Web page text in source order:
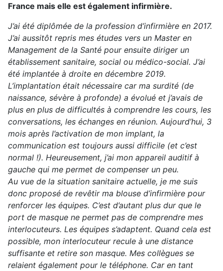
France mais elle est également infirmière.
J’ai été diplômée de la profession d’infirmière en 2017.
J’ai aussitôt repris mes études vers un Master en
Management de la Santé pour ensuite diriger un
établissement sanitaire, social ou médico-social. J’ai
été implantée à droite en décembre 2019.
L’implantation était nécessaire car ma surdité (de
naissance, sévère à profonde) a évolué et j’avais de
plus en plus de difficultés à comprendre les cours, les
conversations, les échanges en réunion. Aujourd’hui, 3
mois après l’activation de mon implant, la
communication est toujours aussi difficile (et c’est
normal !). Heureusement, j’ai mon appareil auditif à
gauche qui me permet de compenser un peu.
Au vue de la situation sanitaire actuelle, je me suis
donc proposé de revêtir ma blouse d’infirmière pour
renforcer les équipes. C’est d’autant plus dur que le
port de masque ne permet pas de comprendre mes
interlocuteurs. Les équipes s’adaptent. Quand cela est
possible, mon interlocuteur recule à une distance
suffisante et retire son masque. Mes collègues se
relaient également pour le téléphone. Car en tant